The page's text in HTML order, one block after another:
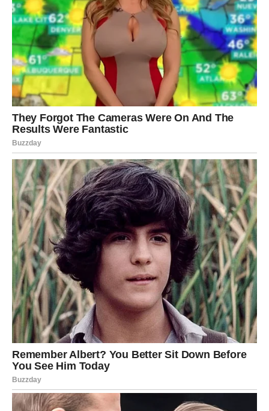
rasipanje.
JARAC
Jedan od finansijski najjačih znakova ove sedmice.
Stabilnost se pojačava, a moguće je i povećanje prihoda,
povišica ili nova poslovna ponuda. Sve što se tiče
dugoročnih planova sada ide u vašu korist. Dobici su
zasluženi
VODOLIJA
Neočekivani finansijski obrt. Novac može stići iz izvora
koji niste planirali – poklon, povrat novca, honorar ili nova
ideja koja donosi zaradu. Ova sedmica vam pokazuje da
razmišljanje van okvira može biti vrlo isplativo. Budite